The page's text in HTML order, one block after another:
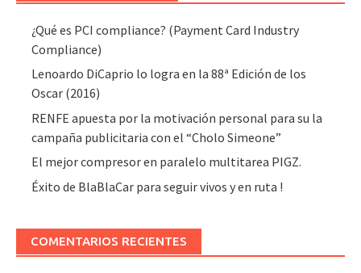
¿Qué es PCI compliance? (Payment Card Industry
Compliance)
Lenoardo DiCaprio lo logra en la 88ª Edición de los
Oscar (2016)
RENFE apuesta por la motivación personal para su la
campaña publicitaria con el “Cholo Simeone”
El mejor compresor en paralelo multitarea PIGZ.
Éxito de BlaBlaCar para seguir vivos y en ruta !
COMENTARIOS RECIENTES